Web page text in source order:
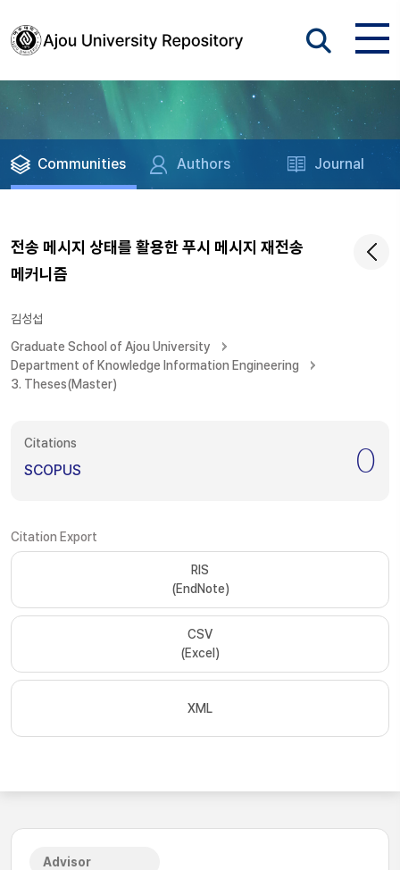
Communities Authors Journal
전송 메시지 상태를 활용한 푸시 메시지 재전송
메커니즘
김성섭
Graduate School of Ajou University
Department of Knowledge Information Engineering
3. Theses(Master)
Citations
SCOPUS 0
Citation Export
RIS
(EndNote)
CSV
(Excel)
XML
Advisor